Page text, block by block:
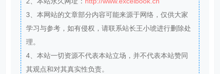
3、本网站的文章部分内容可能来源于网络，仅供大家
学习与参考，如有侵权，请联系站长王小琥进行删除处
理。
4、本站一切资源不代表本站立场，并不代表本站赞同
其观点和对其真实性负责。